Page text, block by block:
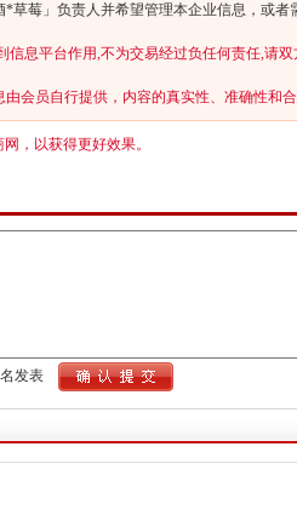
草莓」负责人并希望管理本企业信息，或
信息平台作用,不为交易经过负任何责任,请
由会员自行提供，内容的真实性、准确性和
，以获得更好效果。
名发表